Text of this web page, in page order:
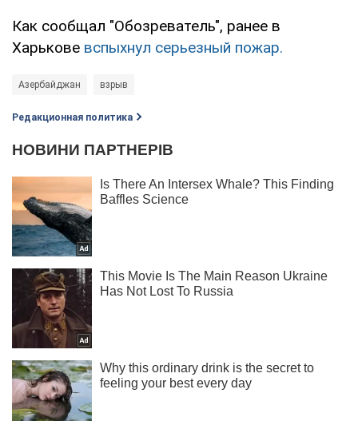
Как сообщал "Обозреватель", ранее в
Харькове вспыхнул серьезный пожар.
Азербайджан взрыв
Редакционная политика